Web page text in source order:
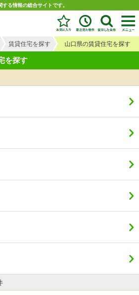
る情報の総合サイトです。
賃貸住宅を探す 山口県の賃貸住宅を探す
を探す